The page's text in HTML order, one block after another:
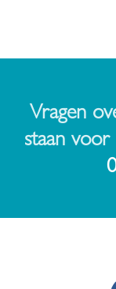
Vragen
staan